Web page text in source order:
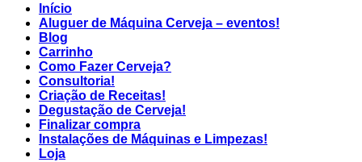
Início
Aluguer de Máquina Cerveja – eventos!
Blog
Carrinho
Como Fazer Cerveja?
Consultoria!
Criação de Receitas!
Degustação de Cerveja!
Finalizar compra
Instalações de Máquinas e Limpezas!
Loja